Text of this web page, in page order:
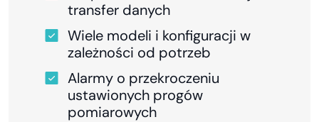
transfer danych
Wiele modeli i konfiguracji w
zależności od potrzeb
Alarmy o przekroczeniu
ustawionych progów
pomiarowych